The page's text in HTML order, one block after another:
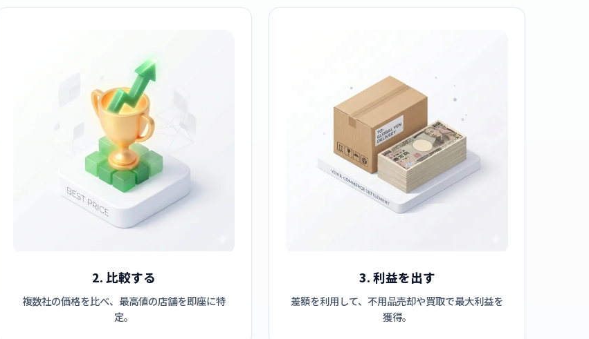
2. 比較する
複数社の価格を比べ、最高値の店舗を即座に特
定。
3. 利益を出す
差額を利用して、不用品売却や買取で最大利益を
獲得。